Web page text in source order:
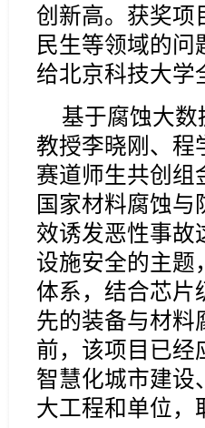
创新高。获奖项
民生等领域的
给北京科技大学
基于腐蚀大
教授李晓刚、程
赛道师生共创组
国家材料腐蚀
效诱发恶性事故
设施安全的主题
体系，结合芯片
先的装备与材料
前，该项目已经
智慧化城市建设
大工程和单位，